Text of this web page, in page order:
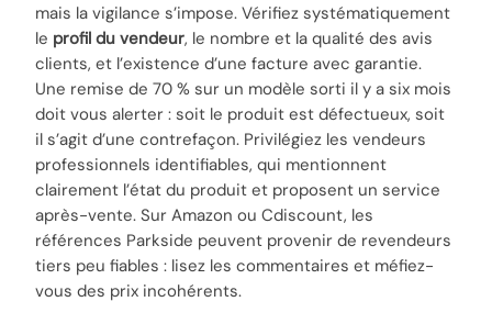
mais la vigilance s’impose. Vérifiez systématiquement
le profil du vendeur, le nombre et la qualité des avis
clients, et l’existence d’une facture avec garantie.
Une remise de 70 % sur un modèle sorti il y a six mois
doit vous alerter : soit le produit est défectueux, soit
il s’agit d’une contrefaçon. Privilégiez les vendeurs
professionnels identifiables, qui mentionnent
clairement l’état du produit et proposent un service
après-vente. Sur Amazon ou Cdiscount, les
références Parkside peuvent provenir de revendeurs
tiers peu fiables : lisez les commentaires et méfiez-
vous des prix incohérents.